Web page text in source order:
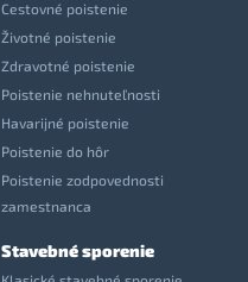
Cestovné poistenie
Životné poistenie
Zdravotné poistenie
Poistenie nehnuteľnosti
Havarijné poistenie
Poistenie do hôr
Poistenie zodpovednosti
zamestnanca
Stavebné sporenie